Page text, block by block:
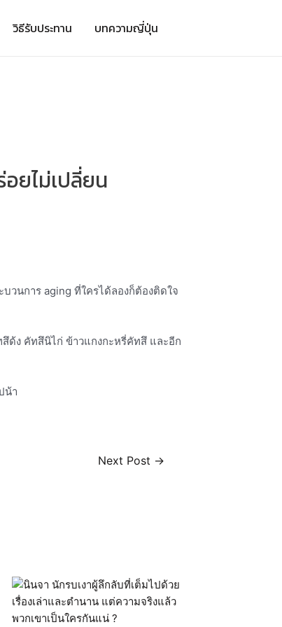
วิธีรับประทาน บทความญี่ปุ่น
ยไม่เปลี่ยน
นการ aging ที่ใครได้ลองก็ต้องติดใจ
ด้ง คัทสึนิไก่ ข้าวแกงกะหรี่คัทสึ และอีก
น้า
Next Post →